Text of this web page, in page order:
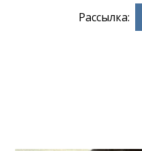
Рассылка: